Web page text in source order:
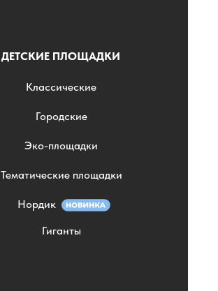
ДЕТСКИЕ ПЛОЩАДКИ
Классические
Городские
Эко-площадки
Тематические площадки
Нордик
Гиганты